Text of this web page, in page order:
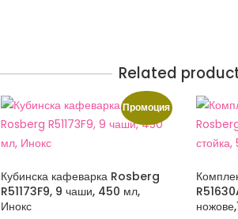
Related
Промоция
Кубинска кафеварка Rosberg
R51173F9, 9 чаши, 450 мл,
Инокс